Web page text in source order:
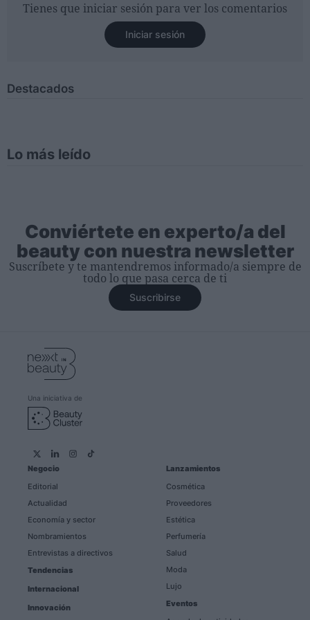
Tienes que iniciar sesión para ver los comentarios
Iniciar sesión
Destacados
Lo más leído
Conviértete en experto/a del
beauty con nuestra newsletter
Suscríbete y te mantendremos informado/a siempre de
todo lo que pasa cerca de ti
Suscribirse
Una iniciativa de
Negocio
Editorial
Actualidad
Economía y sector
Nombramientos
Entrevistas a directivos
Tendencias
Internacional
Innovación
Lanzamientos
Cosmética
Proveedores
Estética
Perfumería
Salud
Moda
Lujo
Eventos